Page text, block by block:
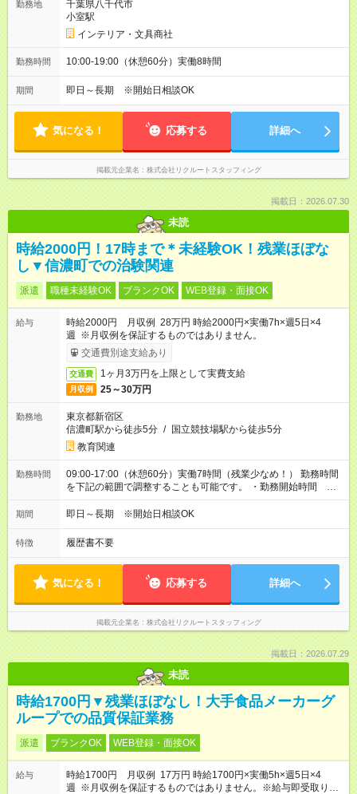
勤務地
千葉県八千代市
小室駅
インテリア・文具商社
勤務時間 10:00-19:00（休憩60分）実働8時間
期間 即日～長期 ※開始日相談OK
気になる！ 応募する 詳細へ
掲載元企業名 株式会社リクルートスタッフィング
掲載日：2026.07.30
未読
時給2000円！17時まで＊未経験OK！残業ほぼな
し▼信濃町での治験関連
派遣 職種未経験OK ブランクOK WEB登録・面接OK
給与
時給2000円 月収例 28万円 時給2000円×実働7h×週5日×4
週 ※月収例を保証するものではありません。
交通費別途支給あり
交通費 1ヶ月3万円を上限として実費支給
月収例 25～30万円
勤務地
東京都新宿区
信濃町駅から徒歩5分 / 国立競技場駅から徒歩5分
教育関連
勤務時間
09:00-17:00（休憩60分）実働7時間（残業少なめ！） 勤務時間
を下記の範囲で調整することも可能です。 ・勤務開始時間
09:00～10:00 ・勤務終了時間 16:00～17:00 ・実働 06:00～
07:00
期間 即日～長期 ※開始日相談OK
特徴 履歴書不要
気になる！ 応募する 詳細へ
掲載元企業名 株式会社リクルートスタッフィング
掲載日：2026.07.29
未読
時給1700円▼残業ほぼなし！大手食品メーカーグ
ループでの品質保証業務
派遣 ブランクOK WEB登録・面接OK
給与
時給1700円 月収例 17万円 時給1700円×実働5h×週5日×4
週 ※月収例を保証するものではありません。※給与即受取りサ